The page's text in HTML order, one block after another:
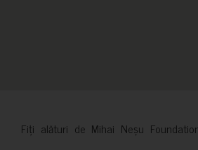
Fiți alături de Mihai Neșu